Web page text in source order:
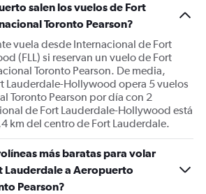
salen los vuelos de Fort
Toronto Pearson?
vuela desde Internacional de Fort
(FLL) si reservan un vuelo de Fort
Toronto Pearson. De media,
Lauderdale-Hollywood opera 5 vuelos
Toronto Pearson por día con 2
de Fort Lauderdale-Hollywood está
km del centro de Fort Lauderdale.
más baratas para volar
Lauderdale a Aeropuerto
Pearson?